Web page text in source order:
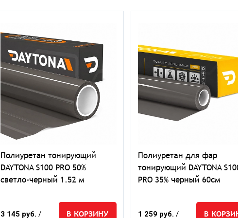
Полиуретан тонирующий
DAYTONA S100 PRO 50%
светло-черный 1.52 м
3 145 руб. / В КОРЗИНУ
Полиуретан для фар
тонирующий DAYTONA
PRO 35% черный 60см
1 259 руб. / В